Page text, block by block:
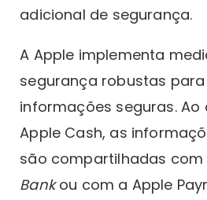
adicional de segurança.
A Apple implementa
segurança robustas
informações seguras.
Apple Cash, as
são compartilhadas com
Bankou com a Apple